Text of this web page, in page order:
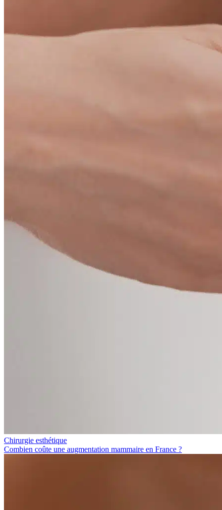
Chirurgie esthétique
Combien coûte une augmentation mammaire en France ?